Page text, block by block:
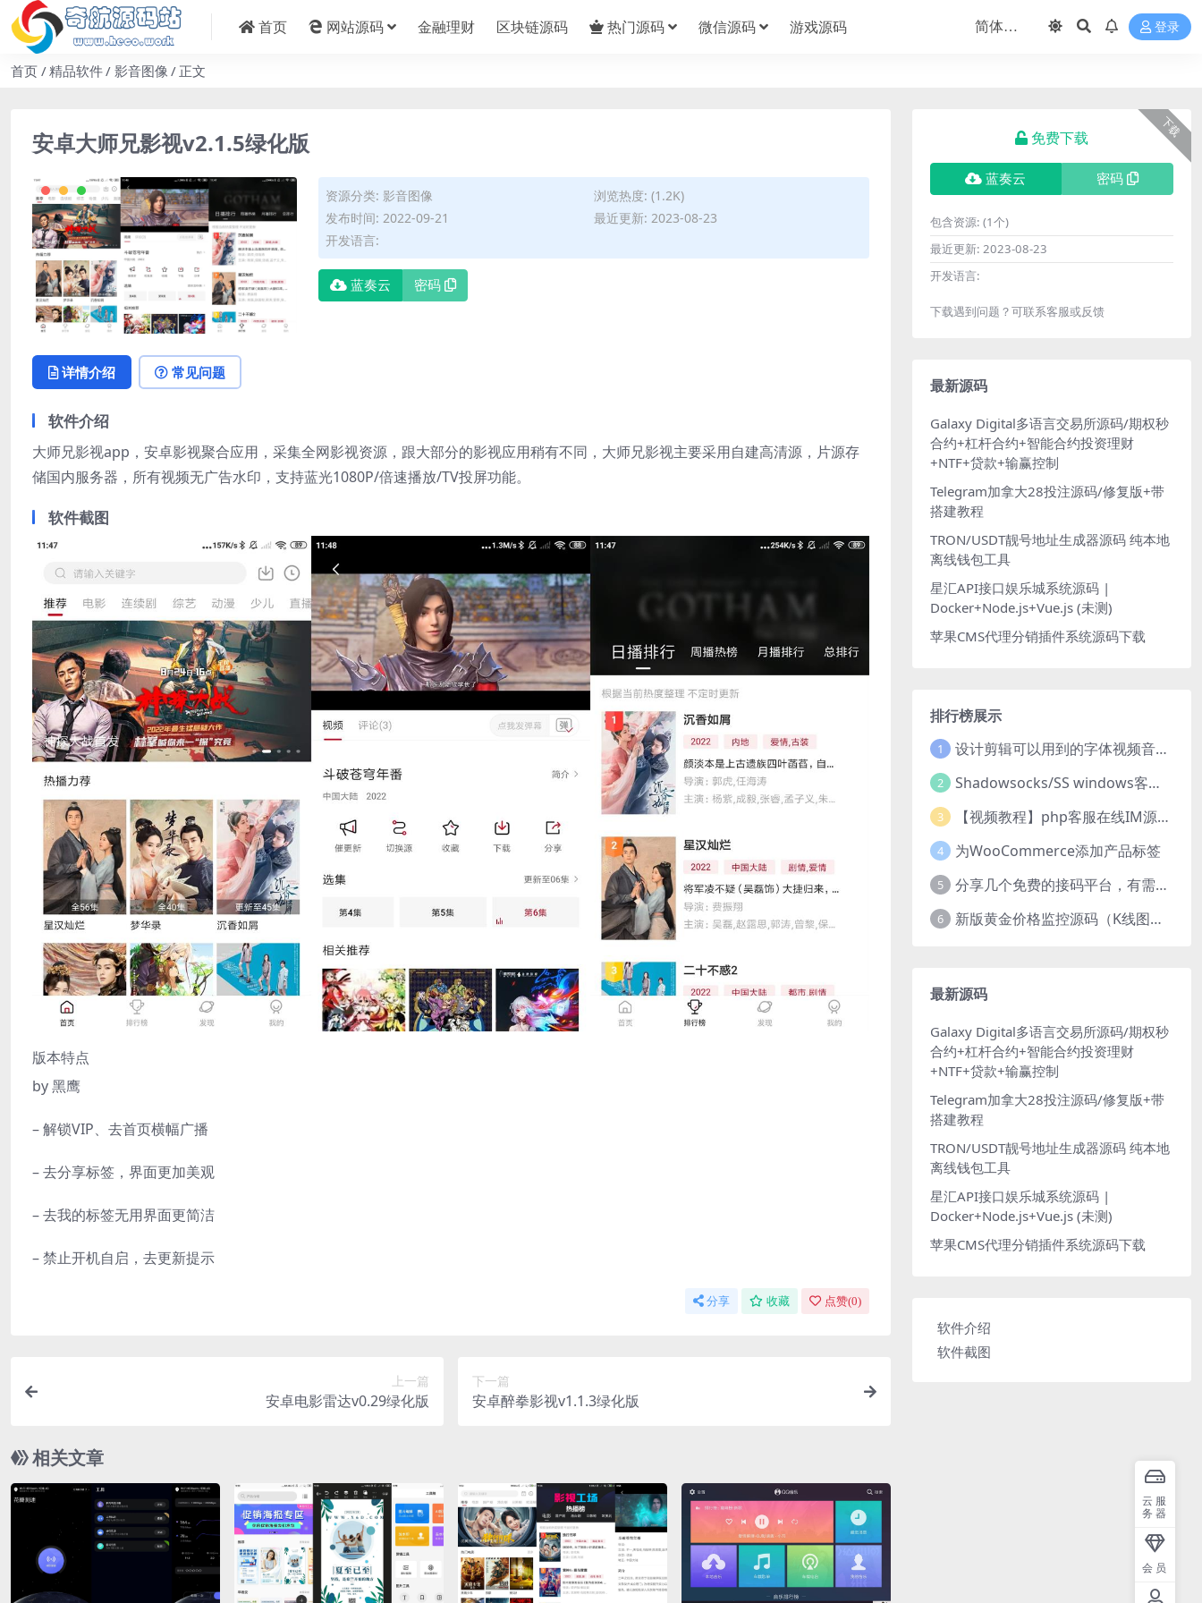
首页 网站源码 金融理财 区块链源码 热门源码 微信源码 游戏源码 登录
首页 精品软件 影音图像 正文
安卓大师兄影视v2.1.5绿化版
资源分类: 影音图像
浏览热度: (1.2K)
发布时间: 2022-09-21
最近更新: 2023-08-23
开发语言:
蓝奏云 密码
详情介绍 常见问题
软件介绍
大师兄影视app，安卓影视聚合应用，采集全网影视资源，跟大部分的影视应用稍有不同，大师兄影视主要采用自建高清源，片源存
储国内服务器，所有视频无广告水印，支持蓝光1080P/倍速播放/TV投屏功能。
软件截图
版本特点
by 黑鹰
– 解锁VIP、去首页横幅广播
– 去分享标签，界面更加美观
– 去我的标签无用界面更简洁
– 禁止开机自启，去更新提示
分享 收藏 点赞(0)
上一篇
安卓电影雷达v0.29绿化版
下一篇
安卓醉拳影视v1.1.3绿化版
相关文章
下载
免费下载
蓝奏云 密码
包含资源: (1个)
最近更新: 2023-08-23
开发语言:
下载遇到问题？可联系客服或反馈
最新源码
Galaxy Digital多语言交易所源码/期权秒
合约+杠杆合约+智能合约投资理财
+NTF+贷款+输赢控制
Telegram加拿大28投注源码/修复版+带
搭建教程
TRON/USDT靓号地址生成器源码 纯本地
离线钱包工具
星汇API接口娱乐城系统源码 |
Docker+Node.js+Vue.js (未测)
苹果CMS代理分销插件系统源码下载
排行榜展示
1 设计剪辑可以用到的字体视频音乐音效素材
2 Shadowsocks/SS windows客户端下载
3 【视频教程】php客服在线IM源码 网页在线客服软件代码
4 为WooCommerce添加产品标签
5 分享几个免费的接码平台，有需要自取
6 新版黄金价格监控源码（K线图模块，黄金舆情模块，AI智能客服源码）
最新源码
Galaxy Digital多语言交易所源码/期权秒
合约+杠杆合约+智能合约投资理财
+NTF+贷款+输赢控制
Telegram加拿大28投注源码/修复版+带
搭建教程
TRON/USDT靓号地址生成器源码 纯本地
离线钱包工具
星汇API接口娱乐城系统源码 |
Docker+Node.js+Vue.js (未测)
苹果CMS代理分销插件系统源码下载
软件介绍
软件截图
云服
务器
会员